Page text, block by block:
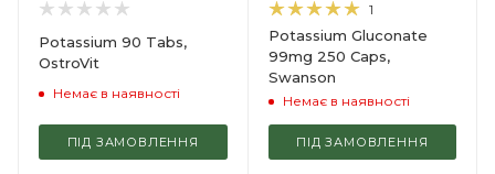
Potassium 90 Tabs,
OstroVit
Немає в наявності
ПІД ЗАМОВЛЕННЯ
1
Potassium Gluconate
99mg 250 Caps,
Swanson
Немає в наявності
ПІД ЗАМОВЛЕННЯ